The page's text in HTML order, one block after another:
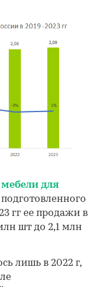
для
подготовленного
гг ее продажи в
шт до 2,1 млн
лишь в 2022 г,